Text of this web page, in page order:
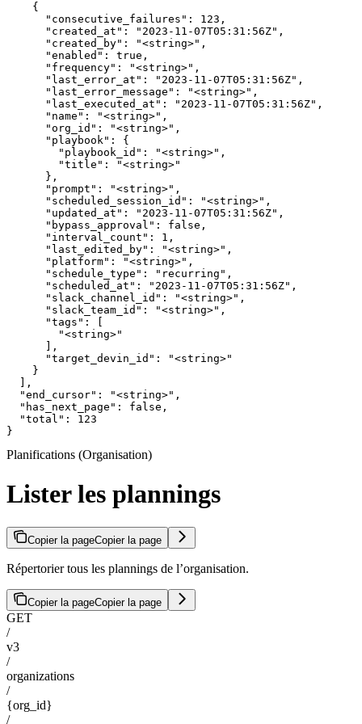
    {
      "consecutive_failures": 123,
      "created_at": "2023-11-07T05:31:56Z",
      "created_by": "<string>",
      "enabled": true,
      "frequency": "<string>",
      "last_error_at": "2023-11-07T05:31:56Z",
      "last_error_message": "<string>",
      "last_executed_at": "2023-11-07T05:31:56Z",
      "name": "<string>",
      "org_id": "<string>",
      "playbook": {
        "playbook_id": "<string>",
        "title": "<string>"
      },
      "prompt": "<string>",
      "scheduled_session_id": "<string>",
      "updated_at": "2023-11-07T05:31:56Z",
      "bypass_approval": false,
      "interval_count": 1,
      "last_edited_by": "<string>",
      "platform": "<string>",
      "schedule_type": "recurring",
      "scheduled_at": "2023-11-07T05:31:56Z",
      "slack_channel_id": "<string>",
      "slack_team_id": "<string>",
      "tags": [
        "<string>"
      ],
      "target_devin_id": "<string>"
    }
  ],
  "end_cursor": "<string>",
  "has_next_page": false,
  "total": 123
}
Planifications (Organisation)
Lister les plannings
Copier la pageCopier la page
Répertorier tous les plannings de l’organisation.
Copier la pageCopier la page
GET
/
v3
/
organizations
/
{org_id}
/